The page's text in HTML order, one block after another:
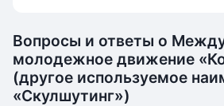
Вопросы и ответы о
молодежное движение
(другое используемое
«Скулшутинг»)